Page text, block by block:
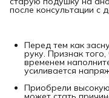
после консультации с
Перед тем как
руку. Признак
временем
усиливается
Приобрели